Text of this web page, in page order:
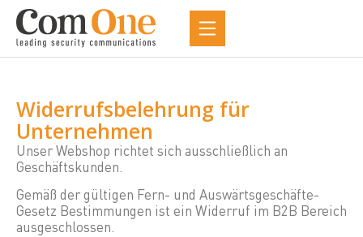
Widerrufsbelehrung für
Unternehmen
Unser Webshop richtet sich ausschließlich an
Geschäftskunden.
Gemäß der gültigen Fern- und Auswärtsgeschäfte-
Gesetz Bestimmungen ist ein Widerruf im B2B Bereich
ausgeschlossen.